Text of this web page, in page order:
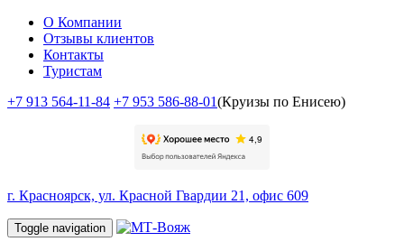
О Компании
Отзывы клиентов
Контакты
Туристам
+7 913 564-11-84 +7 953 586-88-01(Круизы по Енисею)
г. Красноярск, ул. Красной Гвардии 21, офис 609
Toggle navigation